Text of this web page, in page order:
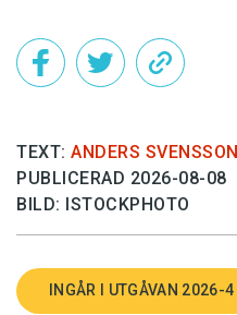
TEXT: ANDERS SVENSSON
PUBLICERAD 2026-08-08
BILD: ISTOCKPHOTO
INGÅR I UTGÅVAN 2026-4